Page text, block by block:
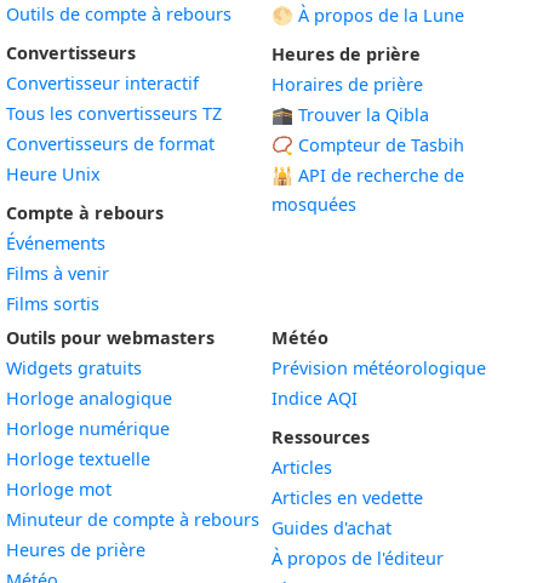
Outils de compte à rebours
Convertisseurs
Convertisseur interactif
Tous les convertisseurs TZ
Convertisseurs de format
Heure Unix
Compte à rebours
Événements
Films à venir
Films sortis
🌕 À propos de la Lune
Heures de prière
Horaires de prière
🕋 Trouver la Qibla
📿 Compteur de Tasbih
🕌 API de recherche de
mosquées
Outils pour webmasters
Widgets gratuits
Horloge analogiqueWidget
Horloge numériqueWidget
Horloge textuelleWidget
Horloge motWidget
Minuteur de compte à rebours Widget
Heures de prièreWidget
Météo
Prévision météorologique
Indice AQI
Ressources
Articles
Articles en vedette
Guides d'achat
À propos de l'éditeur